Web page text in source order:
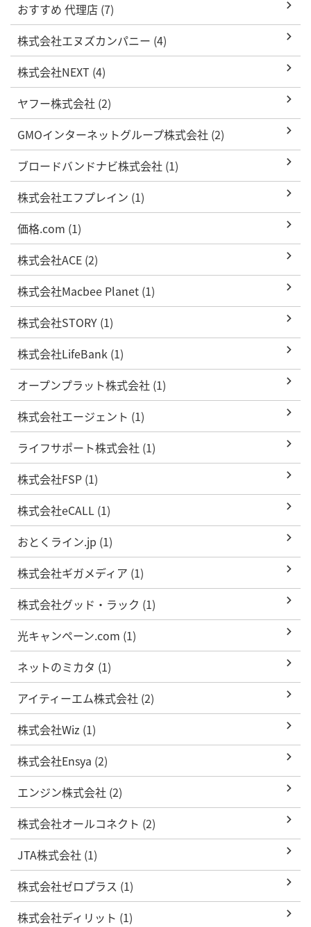
おすすめ 代理店 (7)
株式会社エヌズカンパニー (4)
株式会社NEXT (4)
ヤフー株式会社 (2)
GMOインターネットグループ株式会社 (2)
ブロードバンドナビ株式会社 (1)
株式会社エフプレイン (1)
価格.com (1)
株式会社ACE (2)
株式会社Macbee Planet (1)
株式会社STORY (1)
株式会社LifeBank (1)
オープンプラット株式会社 (1)
株式会社エージェント (1)
ライフサポート株式会社 (1)
株式会社FSP (1)
株式会社eCALL (1)
おとくライン.jp (1)
株式会社ギガメディア (1)
株式会社グッド・ラック (1)
光キャンペーン.com (1)
ネットのミカタ (1)
アイティーエム株式会社 (2)
株式会社Wiz (1)
株式会社Ensya (2)
エンジン株式会社 (2)
株式会社オールコネクト (2)
JTA株式会社 (1)
株式会社ゼロプラス (1)
株式会社ディリット (1)